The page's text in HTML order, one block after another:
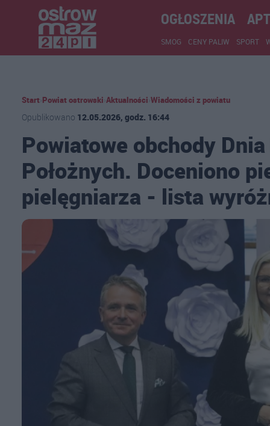
OGŁOSZENIA
SMOG CENY PALIW SPORT
Start Powiat ostrowski Aktualności Wiadomości z powiatu
Opublikowano 12.05.2026, godz. 16:44
Powiatowe obchody
Położnych. Doceniono
pielęgniarza - lista